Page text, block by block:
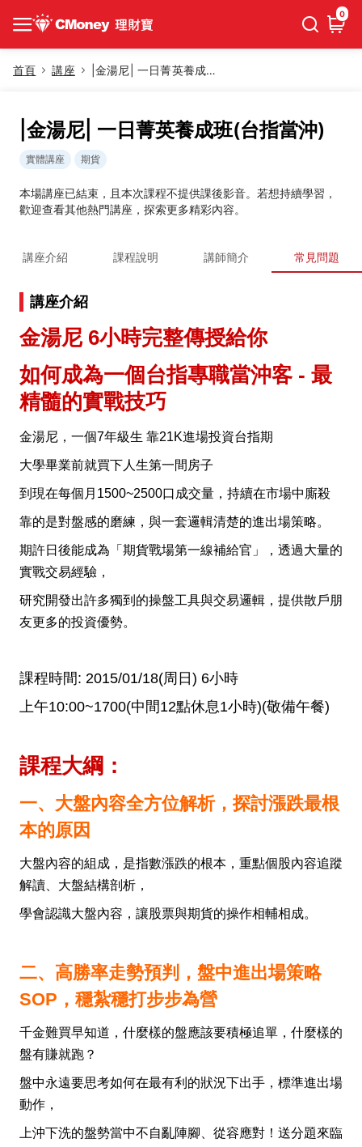
0
首頁 講座 |金湯尼| 一日菁英養成班(台指當沖)
|金湯尼| 一日菁英養成班(台指當沖)
實體講座 期貨
本場講座已結束，且本次課程不提供課後影音。若想持續學習，
歡迎查看其他熱門講座，探索更多精彩內容。
講座介紹 課程說明 講師簡介 常見問題
講座介紹
金湯尼 6小時完整傳授給你
如何成為一個台指專職當沖客 - 最
精髓的實戰技巧
金湯尼，一個7年級生 靠21K進場投資台指期
大學畢業前就買下人生第一間房子
到現在每個月1500~2500口成交量，持續在市場中廝殺
靠的是對盤感的磨練，與一套邏輯清楚的進出場策略。
期許日後能成為「期貨戰場第一線補給官」，透過大量的
實戰交易經驗，
研究開發出許多獨到的操盤工具與交易邏輯，提供散戶朋
友更多的投資優勢。
課程時間: 2015/01/18(周日) 6小時
上午10:00~1700(中間12點休息1小時)(敬備午餐)
課程大綱：
一、大盤內容全方位解析，探討漲跌最根
本的原因
大盤內容的組成，是指數漲跌的根本，重點個股內容追蹤
解讀、大盤結構剖析，
學會認識大盤內容，讓股票與期貨的操作相輔相成。
二、高勝率走勢預判，盤中進出場策略
SOP，穩紮穩打步步為營
千金難買早知道，什麼樣的盤應該要積極追單，什麼樣的
盤有賺就跑？
盤中永遠要思考如何在最有利的狀況下出手，標準進出場
動作，
上沖下洗的盤勢當中不自亂陣腳、從容應對！送分題來臨